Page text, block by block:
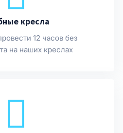
кресла
12 часов без
на наших креслах